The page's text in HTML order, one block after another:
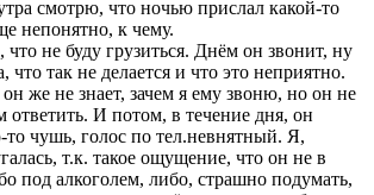
смотрю, что ночью прислал какой-то
непонятно, к чему.
не буду грузиться. Днём он звонит, ну
что так не делается и что это неприятно.
он же не знает, зачем я ему звоню, но он не
И потом, в течение дня, он
то чушь, голос по тел.невнятный. Я,
т.к. такое ощущение, что он не в
под алкоголем, либо, страшно подумать,